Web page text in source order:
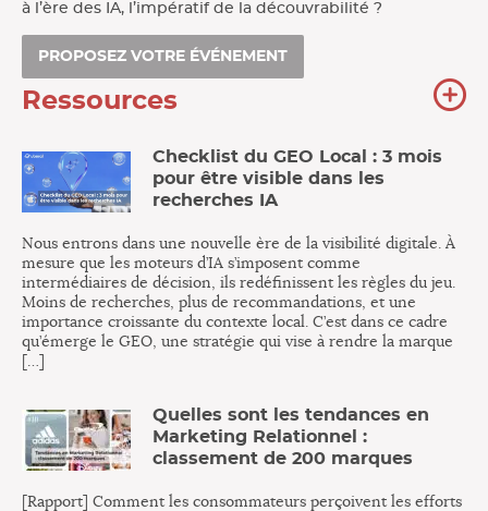
à l’ère des IA, l’impératif de la découvrabilité ?
PROPOSEZ VOTRE ÉVÉNEMENT
Ressources
Checklist du GEO Local : 3 mois
pour être visible dans les
recherches IA
Nous entrons dans une nouvelle ère de la visibilité digitale. À
mesure que les moteurs d’IA s’imposent comme
intermédiaires de décision, ils redéfinissent les règles du jeu.
Moins de recherches, plus de recommandations, et une
importance croissante du contexte local. C’est dans ce cadre
qu’émerge le GEO, une stratégie qui vise à rendre la marque
[…]
Quelles sont les tendances en
Marketing Relationnel :
classement de 200 marques
[Rapport] Comment les consommateurs perçoivent les efforts